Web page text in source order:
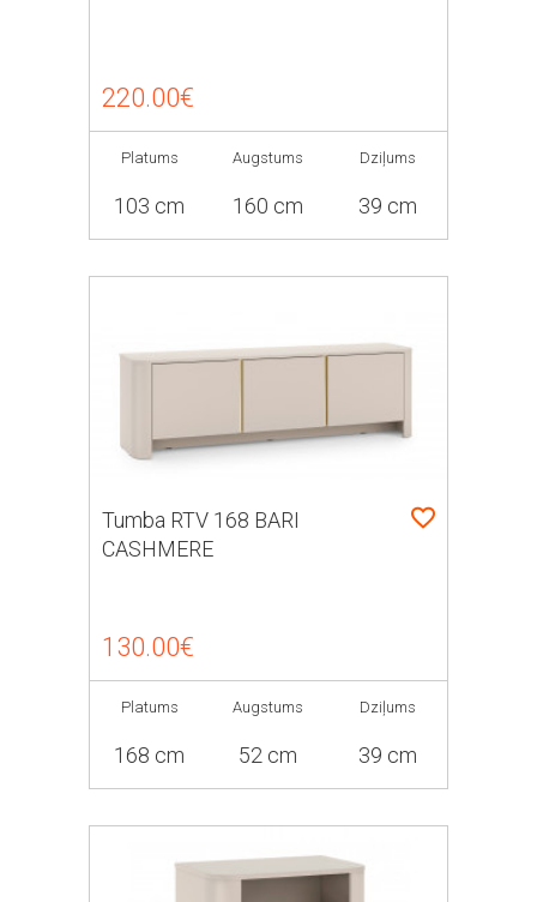
220.00€
Platums
103 cm
Augstums
160 cm
Dziļums
39 cm
Tumba RTV 168 BARI
CASHMERE
130.00€
Platums
168 cm
Augstums
52 cm
Dziļums
39 cm